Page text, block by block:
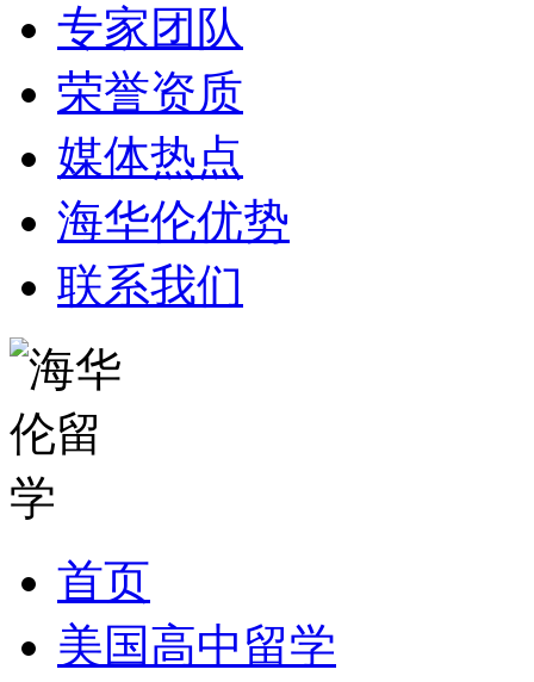
专家团队
荣誉资质
媒体热点
海华伦优势
联系我们
首页
美国高中留学